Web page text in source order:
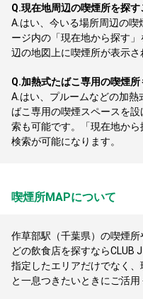
Q.現在地周辺の喫煙所を探す
A. はい、今いる場所周辺の
ージ内の「現在地から探す
辺の地図上に喫煙所が表示さ
Q.加熱式たばこ専用の喫煙
A. はい、プルームなどの加
ばこ専用の喫煙スペースを
索も可能です。「現在地か
検索が可能になります。
喫煙所MAPについて
作草部駅（千葉県）の喫煙
どの飲食店を探すならCLUB
指定したエリアだけでなく
と一息つきたいときにご活用